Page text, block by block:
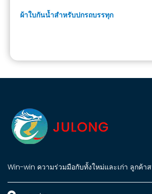
ผ้าใบกันน้ำสำหรับปกรถบรรทุก
Win-win ความร่วมมือกับทั้งใหม่และเก่า ลูกค้า